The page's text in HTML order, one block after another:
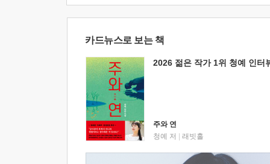
카드뉴스로 보는 책
2026 젊은 작가 1위 청예 인터
주와 연
청예 저
래빗홀